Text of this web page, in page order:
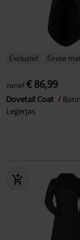
Exclusief Grote
vanaf€ 86,99
Dovetail Coat
Legerjas